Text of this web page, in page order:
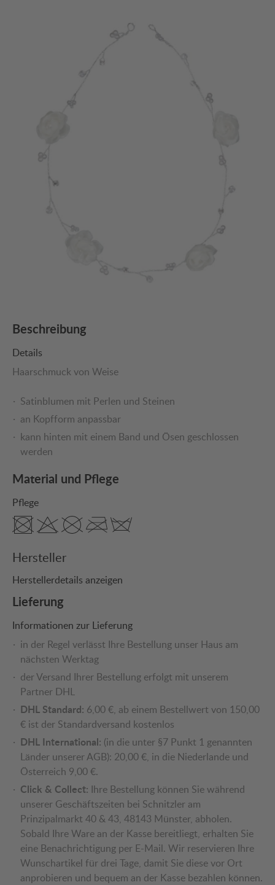
Beschreibung
Details
Haarschmuck von Weise
Satinblumen mit Perlen und Steinen
an Kopfform anpassbar
kann hinten mit einem Band und Ösen geschlossen
werden
Material und Pflege
Pflege
Hersteller
Herstellerdetails anzeigen
Lieferung
Informationen zur Lieferung
in der Regel verlässt Ihre Bestellung unser Haus am
nächsten Werktag
der Versand Ihrer Bestellung erfolgt mit unserem
Partner DHL
DHL Standard: 6,00 €, ab einem Bestellwert von 150,00
€ ist der Standardversand kostenlos
DHL International: (in die unter §7 Punkt 1 genannten
Länder unserer AGB): 20,00 €, in die Niederlande und
Österreich 9,00 €.
Click & Collect: Ihre Bestellung können Sie während
unserer Geschäftszeiten bei Schnitzler am
Prinzipalmarkt 40 & 43, 48143 Münster, abholen.
Sobald Ihre Ware an der Kasse bereitliegt, erhalten Sie
eine Benachrichtigung per E-Mail. Wir reservieren Ihre
Wunschartikel für drei Tage, damit Sie diese vor Ort
anprobieren und bequem an der Kasse bezahlen können.